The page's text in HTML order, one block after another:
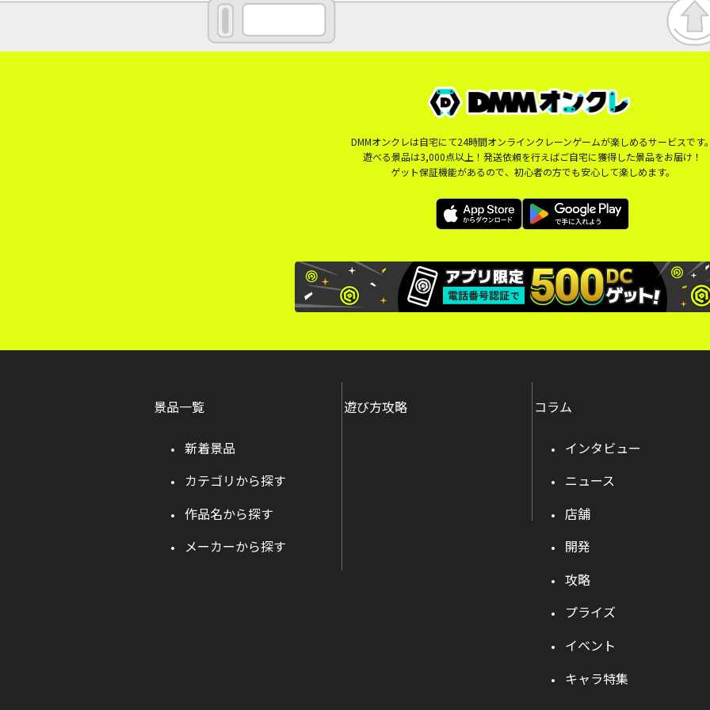
DMMオンクレは自宅にて24時間オンラインクレーンゲームが楽しめるサービスです
遊べる景品は3,000点以上！発送依頼を行えばご自宅に獲得した景品をお届け！
ゲット保証機能があるので、初心者の方でも安心して楽しめます。
景品一覧
新着景品
カテゴリから探す
作品名から探す
メーカーから探す
遊び方攻略 コラム
インタビュー
ニュース
店舗
開発
攻略
プライズ
イベント
キャラ特集